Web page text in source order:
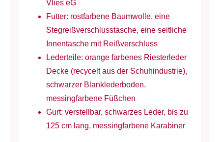
Vlies eG
Futter: rostfarbene Baumwolle, eine
Stegreißverschlusstasche, eine seitliche
Innentasche mit Reißverschluss
Lederteile: orange farbenes Riesterleder
Decke (recycelt aus der Schuhindustrie),
schwarzer Blanklederboden,
messingfarbene Füßchen
Gurt: verstellbar, schwarzes Leder, bis zu
125 cm lang, messingfarbene Karabiner